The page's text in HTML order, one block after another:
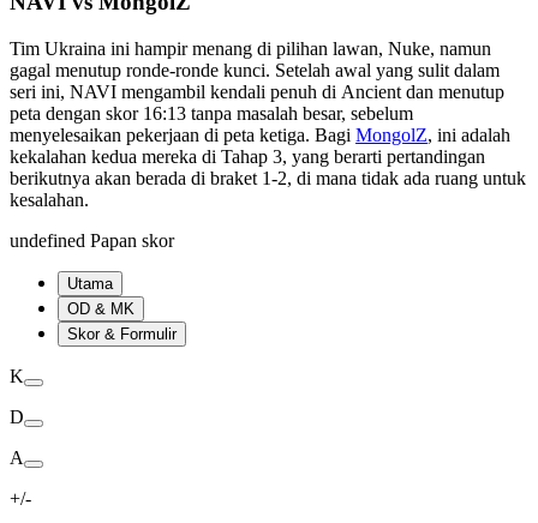
Tim Ukraina ini hampir menang di pilihan lawan, Nuke, namun
gagal menutup ronde-ronde kunci. Setelah awal yang sulit dalam
seri ini, NAVI mengambil kendali penuh di Ancient dan menutup
peta dengan skor 16:13 tanpa masalah besar, sebelum
menyelesaikan pekerjaan di peta ketiga. Bagi MongolZ, ini adalah
kekalahan kedua mereka di Tahap 3, yang berarti pertandingan
berikutnya akan berada di braket 1-2, di mana tidak ada ruang untuk
kesalahan.
undefined Papan skor
Utama
OD & MK
Skor & Formulir
K
D
A
+/-